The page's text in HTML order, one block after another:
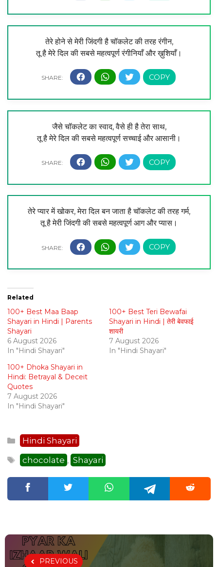
तेरे होने से मेरी जिंदगी है चॉकलेट की तरह रंगीन,
तू है मेरे दिल की सबसे महत्वपूर्ण रंगीनियाँ और ख़ुशियाँ।
जैसे चॉकलेट का स्वाद, वैसे ही है तेरा साथ,
तू है मेरे दिल की सबसे महत्वपूर्ण सच्चाई और आसानी।
तेरे प्यार में खोकर, मेरा दिल बन जाता है चॉकलेट की तरह गर्म,
तू है मेरी जिंदगी की सबसे महत्वपूर्ण आग और प्यास।
Related
100+ Best Maa Baap
Shayari in Hindi | Parents
Shayari
6 August 2026
In "Hindi Shayari"
100+ Best Teri Bewafai
Shayari in Hindi | तेरी बेवफाई
शायरी
7 August 2026
In "Hindi Shayari"
100+ Dhoka Shayari in
Hindi: Betrayal & Deceit
Quotes
7 August 2026
In "Hindi Shayari"
Categories
Hindi Shayari
Tags
chocolate , Shayari
PREVIOUS